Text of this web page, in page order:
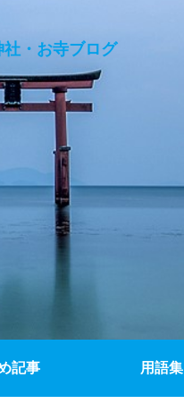
・お寺ブログ
記事 用語集